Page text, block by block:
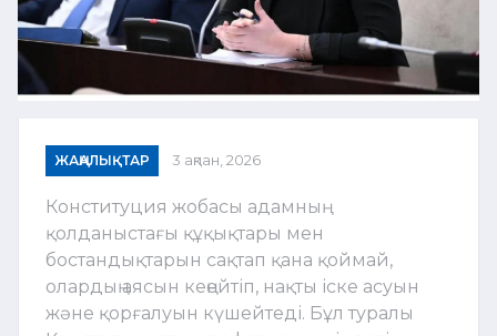
ЖАҢАЛЫҚТАР 3 ақпан, 2026
Конституция жобасы адамның
қолданыстағы құқықтары мен
бостандықтарын сақтап қана қоймай,
олардың аясын кеңейтіп, нақты іске асуын
және қорғалуын күшейтеді. Бұл туралы